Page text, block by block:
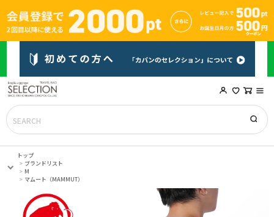
トップ
ブランドリスト
M
マムート（MAMMUT）